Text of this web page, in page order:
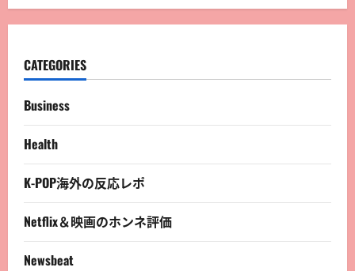
CATEGORIES
Business
Health
K-POP海外の反応レポ
Netflix＆映画のホンネ評価
Newsbeat